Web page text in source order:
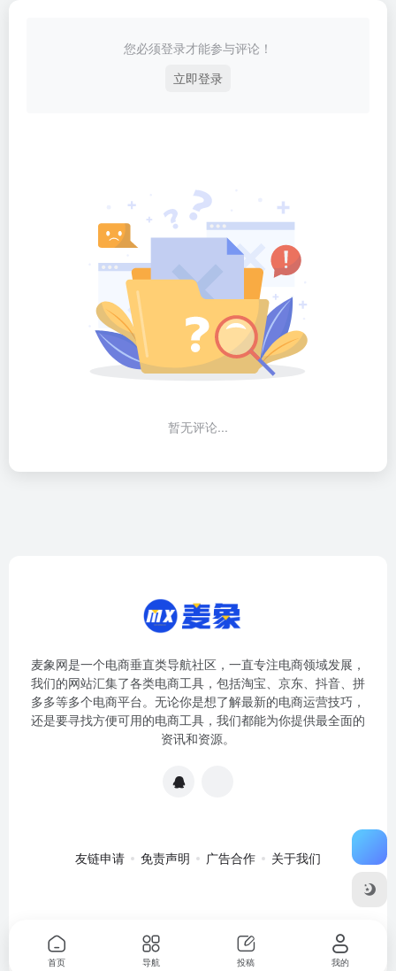
您必须登录才能参与评论！
立即登录
暂无评论...
麦象网是一个电商垂直类导航社区，一直专注电商领域发展，
我们的网站汇集了各类电商工具，包括淘宝、京东、抖音、拼
多多等多个电商平台。无论你是想了解最新的电商运营技巧，
还是要寻找方便可用的电商工具，我们都能为你提供最全面的
资讯和资源。
友链申请 免责声明 广告合作 关于我们
2020057301号-1
首页 导航 投稿 我的